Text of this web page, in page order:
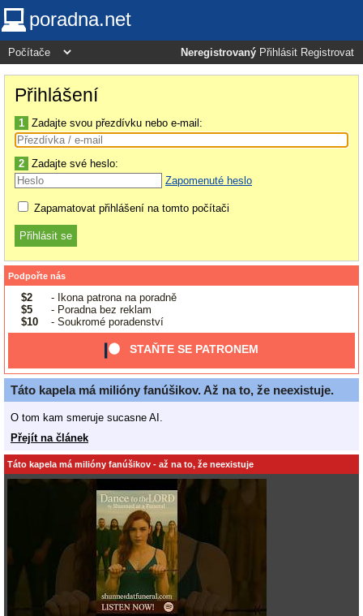
poradna.net
Neregistrovaný Přihlásit Registrovat
Přihlášení
1 Zadajte svou přezdívku nebo e-mail:
2 Zadajte své heslo:
Zapomenuté heslo
Zapamatovat přihlášení na tomto počítači
Podpořte nás
$2
- Ikona patrona na poradně
$5
- Poradna bez reklam
$10
- Soukromé poradenství
STAŇTE SE PATRONEM
Táto kapela má milióny fanúšikov. Až na to, že neexistuje.
O tom kam smeruje sucasne AI.
Přejít na článek
Táto kapela má milióny fanúšikov - až na to, že neexistuje